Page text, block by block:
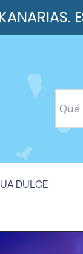
DULCE